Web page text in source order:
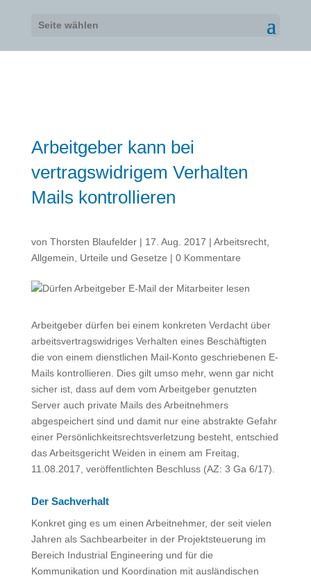
Seite wählen
Arbeitgeber kann bei
vertragswidrigem Verhalten
Mails kontrollieren
von Thorsten Blaufelder| 17. Aug. 2017 | Arbeitsrecht,
Allgemein
Urteile und Gesetze | 0 Kommentare
Arbeitgeber dürfen bei einem konkreten Verdacht über
arbeitsvertragswidriges Verhalten eines Beschäftigten
die von einem dienstlichen Mail-Konto geschriebenen E-
Mails kontrollieren. Dies gilt umso mehr, wenn gar nicht
sicher ist, dass auf dem vom Arbeitgeber genutzten
Server auch private Mails des Arbeitnehmers
abgespeichert sind und damit nur eine abstrakte Gefahr
einer Persönlichkeitsrechtsverletzung besteht, entschied
das Arbeitsgericht Weiden in einem am Freitag,
11.08.2017, veröffentlichten Beschluss (AZ: 3 Ga 6/17).
Der Sachverhalt
Konkret ging es um einen Arbeitnehmer, der seit vielen
Jahren als Sachbearbeiter in der Projektsteuerung im
Bereich Industrial Engineering und für die
Kommunikation und Koordination mit ausländischen